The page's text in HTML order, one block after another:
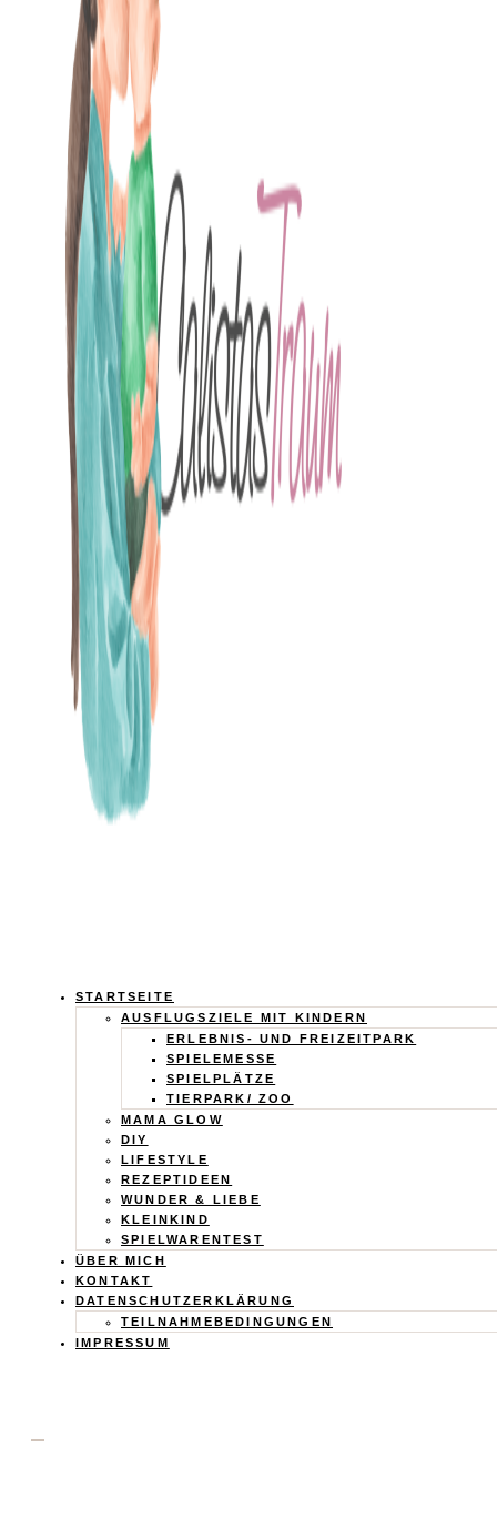
Calistas
Traum
STARTSEITE
AUSFLUGSZIELE MIT KINDERN
ERLEBNIS- UND FREIZEITPARK
SPIELEMESSE
SPIELPLÄTZE
TIERPARK/ ZOO
MAMA GLOW
DIY
LIFESTYLE
REZEPTIDEEN
WUNDER & LIEBE
KLEINKIND
SPIELWARENTEST
ÜBER MICH
KONTAKT
DATENSCHUTZERKLÄRUNG
TEILNAHMEBEDINGUNGEN
IMPRESSUM